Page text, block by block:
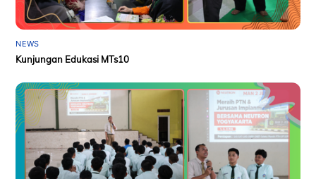
NEWS
Kunjungan Edukasi MTs10